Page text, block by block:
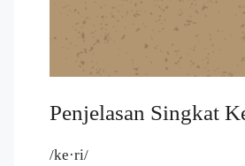
Penjelasan Singkat
/ke·ri/